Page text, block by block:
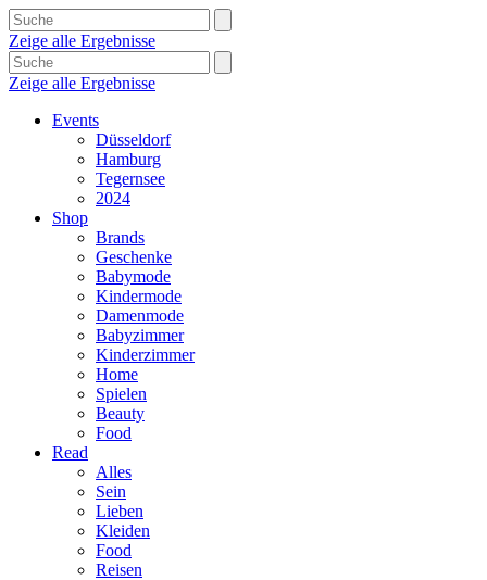
Zeige alle Ergebnisse
Zeige alle Ergebnisse
Events
Düsseldorf
Hamburg
Tegernsee
2024
Shop
Brands
Geschenke
Babymode
Kindermode
Damenmode
Babyzimmer
Kinderzimmer
Home
Spielen
Beauty
Food
Read
Alles
Sein
Lieben
Kleiden
Food
Reisen